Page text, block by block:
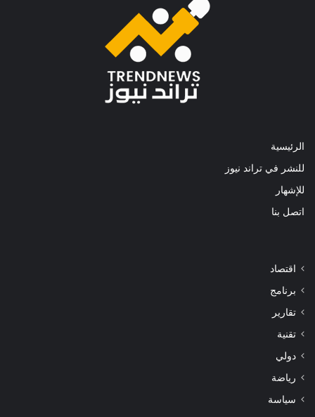
الرئيسية
للنشر في تراند نيوز
للإشهار
اتصل بنا
اقتصاد
برنامج
تقارير
تقنية
دولي
رياضة
سياسة